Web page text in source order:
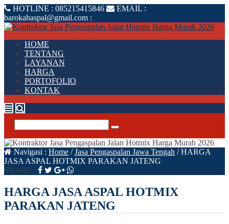
HOTLINE : 085215415846
EMAIL :
barokahaspal@gmail.com :
HOME
TENTANG
LAYANAN
HARGA
PORTOFOLIO
KONTAK
Navigasi : Home /Jasa Pengaspalan Jawa Tengah /HARGA
JASA ASPAL HOTMIX PARAKAN JATENG
SHARE :
HARGA JASA ASPAL HOTMIX
PARAKAN JATENG